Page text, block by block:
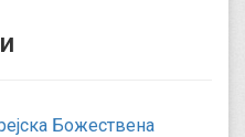
Божествена